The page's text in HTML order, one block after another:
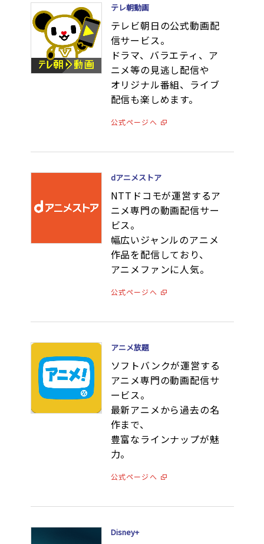
テレ朝動画
テレビ朝日の公式動画配
信サービス。
ドラマ、バラエティ、ア
ニメ等の見逃し配信や
オリジナル番組、ライブ
配信も楽しめます。
公式ページへ
dアニメストア
NTTドコモが運営するア
ニメ専門の動画配信サー
ビス。
幅広いジャンルのアニメ
作品を配信しており、
アニメファンに人気。
公式ページへ
アニメ放題
ソフトバンクが運営する
アニメ専門の動画配信サ
ービス。
最新アニメから過去の名
作まで、
豊富なラインナップが魅
力。
公式ページへ
Disney+